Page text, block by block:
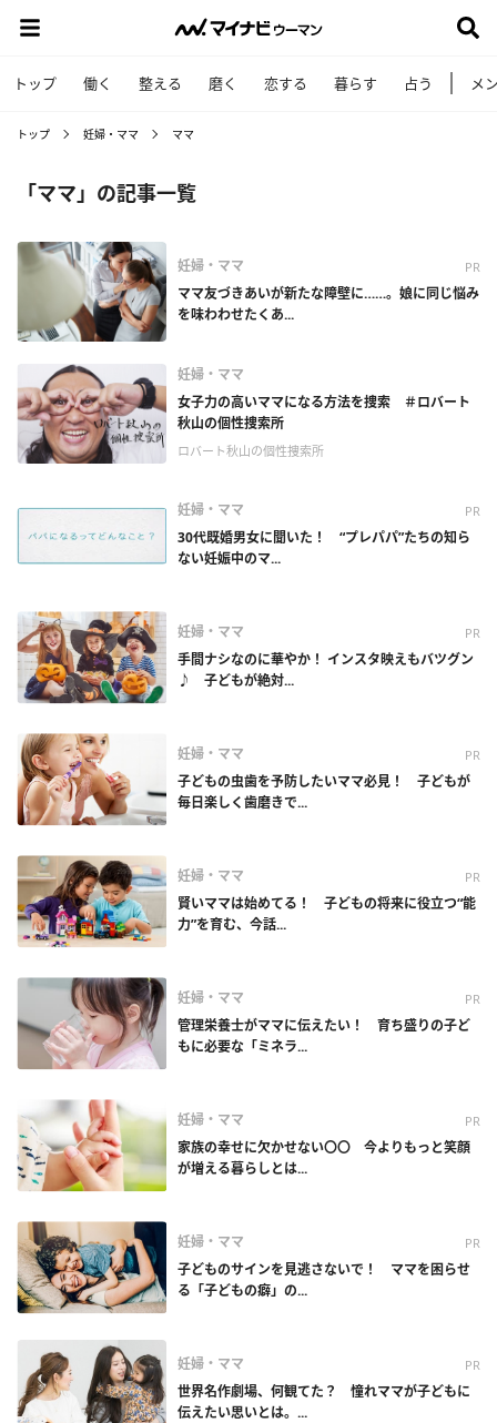
トップ 働く 整える 磨く 恋する 暮らす 占う メ
トップ 妊婦・ママ ママ
「ママ」の記事一覧
妊婦・ママ PR
ママ友づきあいが新たな障壁に……。娘に同じ悩み
を味わわせたくあ...
妊婦・ママ
女子力の高いママになる方法を捜索 ＃ロバート
秋山の個性捜索所
ロバート秋山の個性捜索所
妊婦・ママ PR
30代既婚男女に聞いた！ “プレパパ”たちの知ら
ない妊娠中のマ...
妊婦・ママ PR
手間ナシなのに華やか！ インスタ映えもバツグン
♪ 子どもが絶対...
妊婦・ママ PR
子どもの虫歯を予防したいママ必見！ 子どもが
毎日楽しく歯磨きで...
妊婦・ママ PR
賢いママは始めてる！ 子どもの将来に役立つ“能
力”を育む、今話...
妊婦・ママ PR
管理栄養士がママに伝えたい！ 育ち盛りの子ど
もに必要な「ミネラ...
妊婦・ママ PR
家族の幸せに欠かせない〇〇 今よりもっと笑顔
が増える暮らしとは...
妊婦・ママ PR
子どものサインを見逃さないで！ ママを困らせ
る「子どもの癖」の...
妊婦・ママ PR
世界名作劇場、何観てた？ 憧れママが子どもに
伝えたい思いとは。...